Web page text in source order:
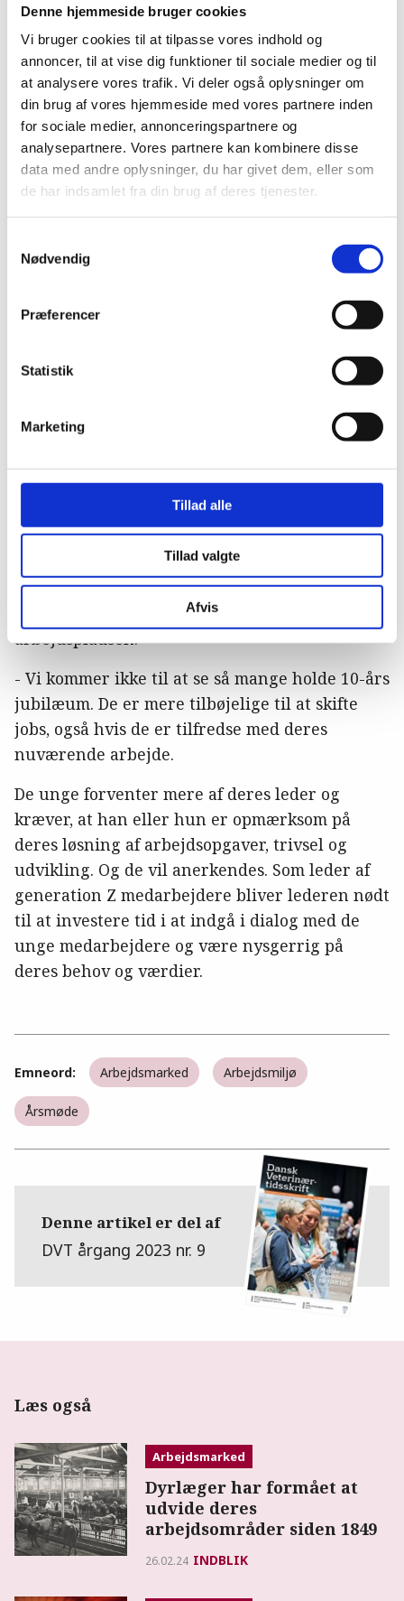
Denne hjemmeside bruger cookies
Vi bruger cookies til at tilpasse vores indhold og
annoncer, til at vise dig funktioner til sociale medier og til
at analysere vores trafik. Vi deler også oplysninger om
din brug af vores hjemmeside med vores partnere inden
for sociale medier, annonceringspartnere og
analysepartnere. Vores partnere kan kombinere disse
data med andre oplysninger, du har givet dem, eller som
de har indsamlet fra din brug af deres tjenester.
Nødvendig
Præferencer
Statistik
Marketing
Tillad alle
Tillad valgte
Afvis
tvunget til at konkurrere om arbejdskraften.
De unge forventer mere
af deres leder og kræver,
at han eller hun er
opmærksom på deres
arbejdsopgaver, trivsel
job, og hvis der var problemer, var man nødt til
gerne have det sjovt, når de går på arbejde, og
det skal være et sted, hvor der er plads til at
realisere sig selv. De stiller krav fra dag ét og
mister hurtigt motivationen, hvis de ikke kan
se en mening med opgaverne
eller et potentiale for udvikling.
De er spået til at have 32 jobs i løbet af deres
arbejdsliv og maksimalt blive fire år på
arbejdspladsen.
- Vi kommer ikke til at se så mange holde 10-års
jubilæum. De er mere tilbøjelige til at skifte
jobs, også hvis de er tilfredse med deres
nuværende arbejde.
De unge forventer mere af deres leder og
kræver, at han eller hun er opmærksom på
deres løsning af arbejdsopgaver, trivsel og
udvikling. Og de vil anerkendes. Som leder af
generation Z medarbejdere bliver lederen nødt
til at investere tid i at indgå i dialog med de
unge medarbejdere og være nysgerrig på
deres behov og værdier.
Emneord: Arbejdsmarked Arbejdsmiljø
Årsmøde
Denne artikel er del af
DVT årgang 2023 nr. 9
Læs også
Arbejdsmarked
Dyrlæger har formået at
udvide deres
arbejdsområder siden 1849
26.02.24 INDBLIK